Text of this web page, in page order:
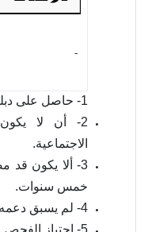
- ‏
1- حاصل على دبلوم المحاسبة.
2- أن لا
الاجتماعية.
3- ألا يكون قد
خمس سنوات.
4- لم يسبق دعمه من صندوق الموارد البشرية.
5- اجتياز الفحص الطبي.